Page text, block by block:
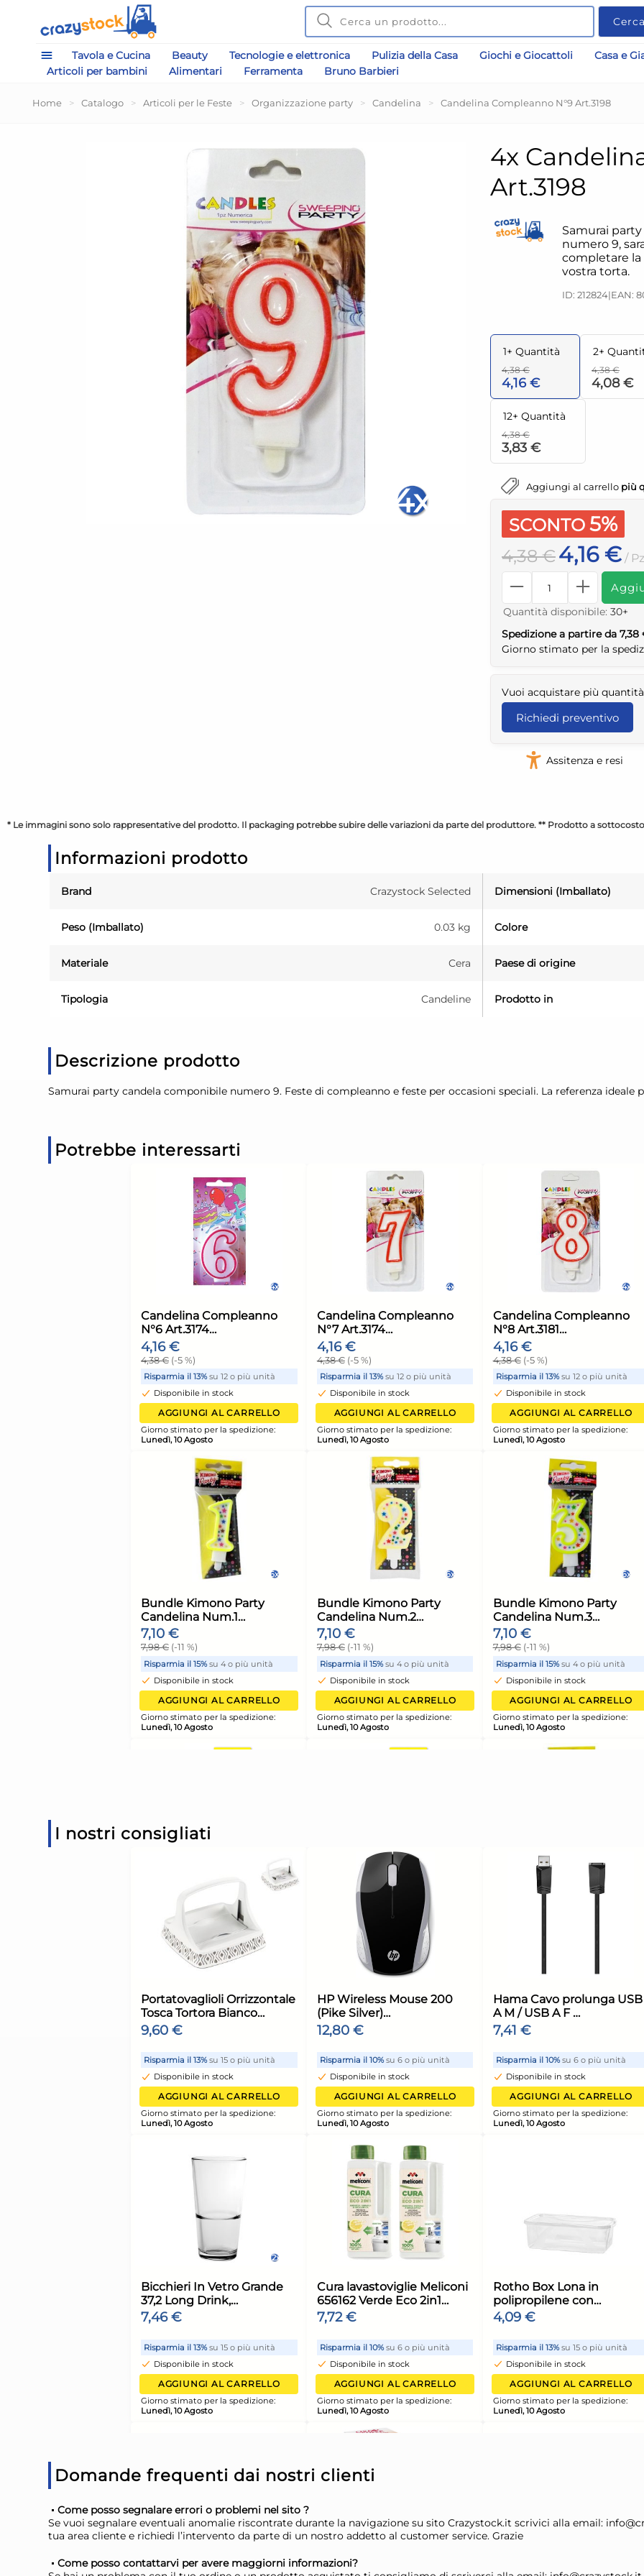
Tavola e Cucina Beauty Tecnologie e elettronica Pulizia della Casa Giochi e Giocattoli
Casa e
Articoli per bambini
Alimentari Ferramenta Bruno Barbieri
Home > Catalogo > Articoli per le Feste > Organizzazione party > Candelina > Candelina Compleanno N°9 Art.3198
4x
4x
Art.3198
Samurai
numero 9,
completare la
vostra torta.
ID: 212824|EAN:
1+ Quantità
4,38 €
4,16 €
2+
4,38 €
4,08 €
12+ Quantità
4,38 €
3,83 €
Aggiungi al carrello più
SCONTO 5%
4,38 €4,16 € /
Quantità disponibile: 30+
Spedizione a partire da 7,38
Giorno stimato per la
Vuoi acquistare più
Richiedi preventivo
Assitenza e resi
* Le immagini sono solo rappresentative del prodotto. Il packaging potrebbe subire delle variazioni da parte del produttore. ** Prodotto a sottocosto
Informazioni prodotto
Brand Crazystock Selected Dimensioni (Imballato)
Peso (Imballato) 0.03 kg Colore
Materiale Cera Paese di origine
Tipologia Candeline Prodotto in
Descrizione prodotto
Samurai party candela componibile numero 9. Feste di compleanno e feste per occasioni speciali. La referenza
Potrebbe interessarti
Candelina Compleanno
N°6 Art.3174
4,16 €
4,38 € (-5 %)
Risparmia il 13% su 12 o più unità
4x
Candelina Compleanno
N°7 Art.3174
4,16 €
4,38 €(-5 %)
Risparmia il 13%
su 12 o più unità
4x
4,38
Bundle Kimono Party
Candelina Num.1
Compleanno
7,98 €(-11 %)
Risparmia il 15%
su 4 o più unità
Disponibile in stock
AGGIUNGI AL CARRELLO
Lunedì, 10 Agosto
Bundle Kimono Party
Candelina Num.2
7,98 €(-11 %)
Risparmia il 15%
su 4 o più unità
Disponibile in stock
AGGIUNGI AL CARRELLO
Giorno stimato per la spedizione:
Lunedì, 10 Agosto
7,98
Bundle Kimono Party
Candelina Num.5
Compleanno
7,10 €
7,98 €
AGGIUNGI AL CARRELLO
Giorno stimato per la spedizione:
Lunedì, 10 Agosto
Bundle Kimono Party
Candelina Num.6
Compleanno
7,10 €
Lunedì, 10 Agosto
I nostri consigliati
Tosca Tortora Bianco
22x16x22 Cm Stefanplast
9,60 €
(Pike Silver)
12,80 €
A
Domande frequenti dai nostri clienti
Come posso segnalare errori o problemi nel sito ?
Se vuoi segnalare eventuali anomalie riscontrate durante la navigazione su sito Crazystock.it scrivici alla email:
tua area cliente e richiedi l’intervento da parte di un nostro addetto al customer service. Grazie
Come posso contattarvi per avere maggiorni informazioni?